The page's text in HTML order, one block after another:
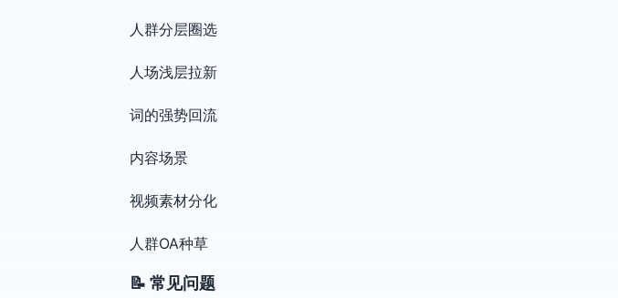
人群分层圈选
人场浅层拉新
词的强势回流
内容场景
视频素材分化
人群OA种草
📝 常见问题